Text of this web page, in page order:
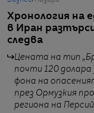
Хронология на
в Иран
следва
Цената на тип
почти 120 долара
фона на
през Ормузкия
региона на